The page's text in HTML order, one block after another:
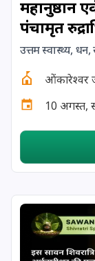
17 August,
17 August,
18 August,
19 August,
महानुष्ठान
पंचामृत
उत्तम स्वास्थ्य,
ओंकारेश्वर
10 अगस्त,